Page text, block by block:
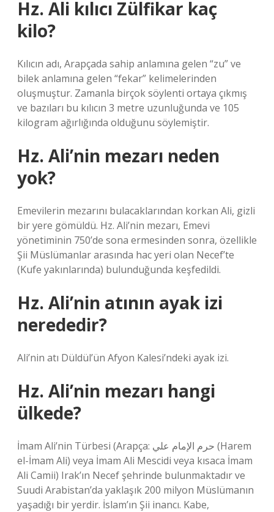
Hz. Ali kılıcı Zülfikar kaç
kilo?
Kılıcın adı, Arapçada sahip anlamına gelen “zu” ve
bilek anlamına gelen “fekar” kelimelerinden
oluşmuştur. Zamanla birçok söylenti ortaya çıkmış
ve bazıları bu kılıcın 3 metre uzunluğunda ve 105
kilogram ağırlığında olduğunu söylemiştir.
Hz. Ali’nin mezarı neden
yok?
Emevilerin mezarını bulacaklarından korkan Ali, gizli
bir yere gömüldü. Hz. Ali’nin mezarı, Emevi
yönetiminin 750’de sona ermesinden sonra, özellikle
Şii Müslümanlar arasında hac yeri olan Necef’te
(Kufe yakınlarında) bulunduğunda keşfedildi.
Hz. Ali’nin atının ayak izi
nerededir?
Ali’nin atı Düldül’ün Afyon Kalesi’ndeki ayak izi.
Hz. Ali’nin mezarı hangi
ülkede?
İmam Ali’nin Türbesi (Arapça: حرم الإمام علي (Harem
el-İmam Ali) veya İmam Ali Mescidi veya kısaca İmam
Ali Camii) Irak’ın Necef şehrinde bulunmaktadır ve
Suudi Arabistan’da yaklaşık 200 milyon Müslümanın
yaşadığı bir yerdir. İslam’ın Şii inancı. Kabe,